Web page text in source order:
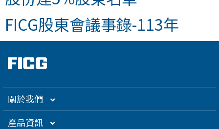
FICG股東會議事錄-113年
關於我們
集團介紹
產品資訊